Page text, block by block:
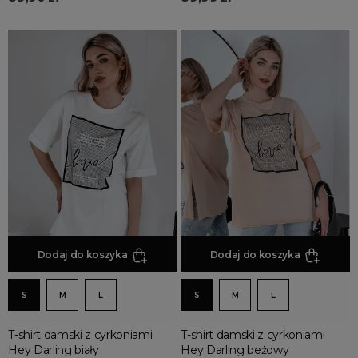
pudrowy róż
asymetryczne
basic
bez ramiączek
boho
błyszczące
dla puszystych
hiszpanki
kimono
Dodaj do koszyka
S M L
T-shirt damski z cyrkoniami
Hey Darling biały
Dodaj do koszyka
S M L
T-shirt damski z cyrkoniami
Hey Darling beżowy